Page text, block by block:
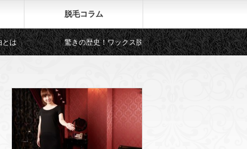
脱毛コラム
驚きの歴史！ワックス脱毛はクレオパトラも行っていた！